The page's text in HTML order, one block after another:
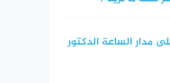
الساعة الدكتور